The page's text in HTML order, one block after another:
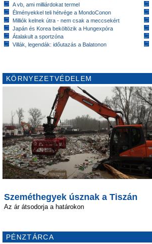
A vb, ami milliárdokat termel
Élményekkel teli hétvége a MondoConon
Milliók kelnek útra - nem csak a meccsekért
Japán és Korea beköltözik a Hungexpóra
Átalakult a sportzóna
Villák, legendák: időutazás a Balatonon
KÖRNYEZETVÉDELEM
Szeméthegyek úsznak a Tiszán
Az ár átsodorja a határokon
PÉNZTÁRCA